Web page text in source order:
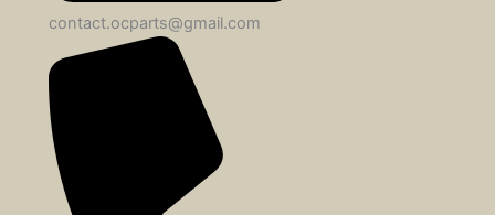
contact.ocparts@gmail.com